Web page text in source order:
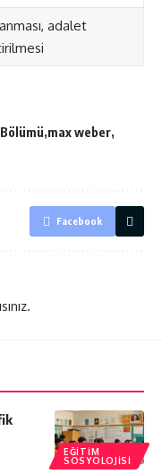
adalet
max weber
Facebook
.
EĞITIM
SOSYOLOJISI